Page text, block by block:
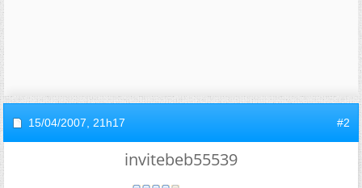
15/04/2007, 21h17 #2
invitebeb55539